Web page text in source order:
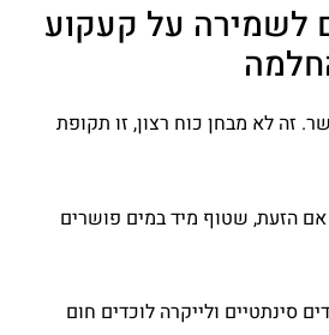
לשמירה על קעקוע
זה לא מבחן כוח רצון, זו תקופת
הזעת, שטוף מיד במים פושרים
סינתטיים ולייקרה לוכדים חום